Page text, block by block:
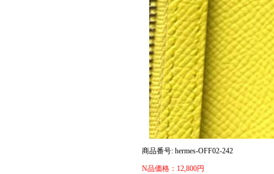
商品番号: hermes-OFF02-242
N品価格：12,800円